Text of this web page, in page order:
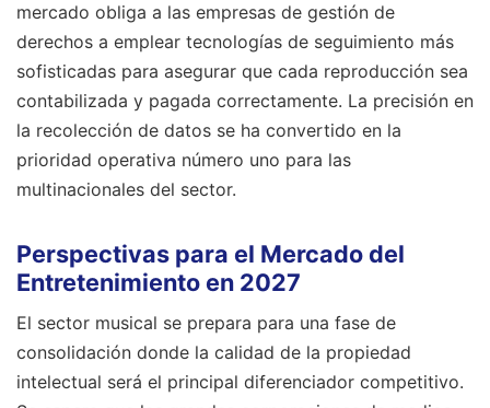
mercado obliga a las empresas de gestión de
derechos a emplear tecnologías de seguimiento más
sofisticadas para asegurar que cada reproducción sea
contabilizada y pagada correctamente. La precisión en
la recolección de datos se ha convertido en la
prioridad operativa número uno para las
multinacionales del sector.
Perspectivas para el Mercado del
Entretenimiento en 2027
El sector musical se prepara para una fase de
consolidación donde la calidad de la propiedad
intelectual será el principal diferenciador competitivo.